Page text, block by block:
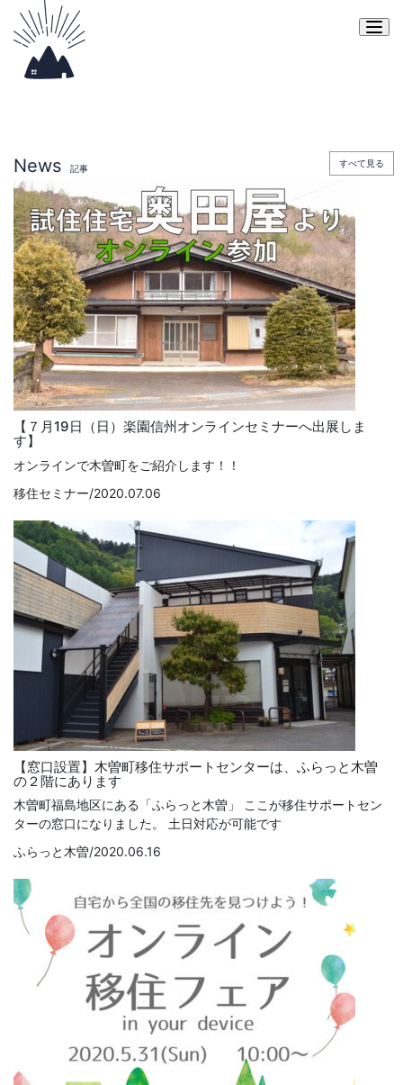
News 記事 すべて見る
【７月19日（日）楽園信州オンラインセミナーへ出展しま
す】
オンラインで木曽町をご紹介します！！
移住セミナー/2020.07.06
【窓口設置】木曽町移住サポートセンターは、ふらっと木曽
の２階にあります
木曽町福島地区にある「ふらっと木曽」 ここが移住サポートセン
ターの窓口になりました。 土日対応が可能です
ふらっと木曽/2020.06.16